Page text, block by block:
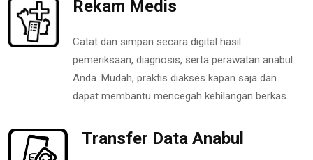
Rekam Medis
Catat dan simpan secara digital hasil
pemeriksaan, diagnosis, serta perawatan anabul
Anda. Mudah, praktis diakses kapan saja dan
dapat membantu mencegah kehilangan berkas.
Transfer Data Anabul